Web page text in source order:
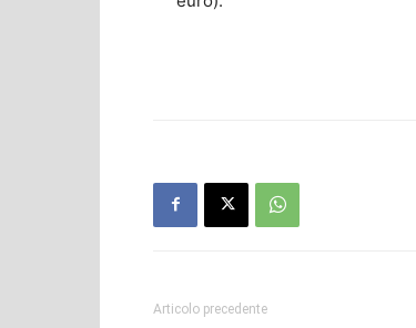
Articolo precedente